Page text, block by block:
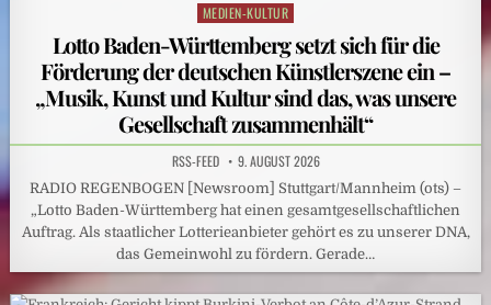
Posted
in
MEDIEN-KULTUR
Lotto Baden-Württemberg setzt sich für die
Förderung der deutschen Künstlerszene ein –
„Musik, Kunst und Kultur sind das, was unsere
Gesellschaft zusammenhält“
RSS-FEED 9. AUGUST 2026
RADIO REGENBOGEN [Newsroom] Stuttgart/Mannheim (ots) –
„Lotto Baden-Württemberg hat einen gesamtgesellschaftlichen
Auftrag. Als staatlicher Lotterieanbieter gehört es zu unserer DNA,
das Gemeinwohl zu fördern. Gerade…